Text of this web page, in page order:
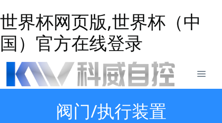
世界杯网页版,世界杯（中
国）官方在线登录
阀门/执行装置